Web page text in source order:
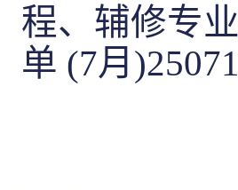
程、辅修专
单 (7月